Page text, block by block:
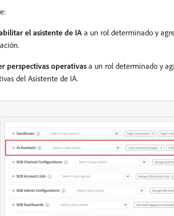
el asistente de IA a un rol determinado y
perspectivas operativas a un rol determinado y
del Asistente de IA.